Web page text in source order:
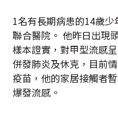
1名有長期病患的14歲
聯合醫院。 他昨日出現
樣本證實，對甲型流感
併發肺炎及休克，目前
疫苗，他的家居接觸者
爆發流感。